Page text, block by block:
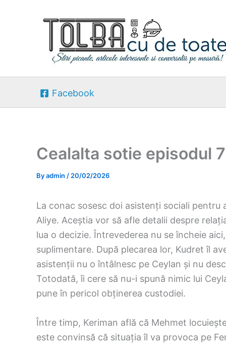
Facebook
Cealalta sotie episodul
Byadmin / 20/02/2026
La conac sosesc doi asistenți sociali
Aliye. Aceștia vor să afle detalii despre
lua o decizie. Întrevederea nu se încheie
suplimentare. După plecarea lor, Kudret îl
asistenții nu o întâlnesc pe Ceylan și nu
Totodată, îi cere să nu-i spună nimic lui
pune în pericol obținerea custodiei.
Între timp, Keriman află că Mehmet
este convinsă că situația îl va provoca pe